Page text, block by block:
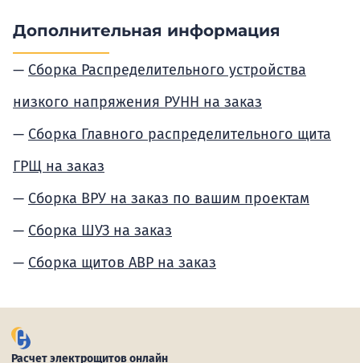
Дополнительная информация
Сборка Распределительного устройства
низкого напряжения РУНН на заказ
Сборка Главного распределительного щита
ГРЩ на заказ
Сборка ВРУ на заказ по вашим проектам
Сборка ШУЗ на заказ
Сборка щитов АВР на заказ
Расчет электрощитов онлайн